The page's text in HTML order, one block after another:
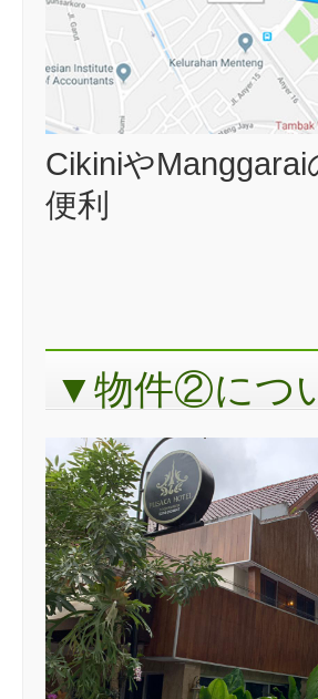
Cikiniや
便利
▼物件②につ